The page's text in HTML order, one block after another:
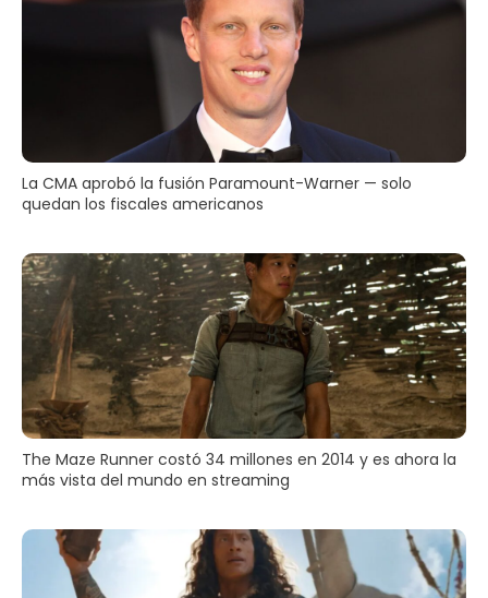
La CMA aprobó la fusión Paramount-Warner — solo
quedan los fiscales americanos
The Maze Runner costó 34 millones en 2014 y es ahora la
más vista del mundo en streaming